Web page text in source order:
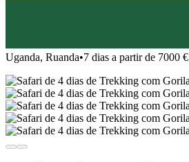
Uganda, Ruanda•7 dias a partir de 7000 €